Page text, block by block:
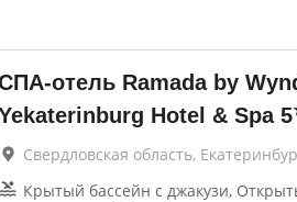
отель Ramada by
Hotel & Spa 5
Свердловская область,
Крытый бассейн с джакузи,